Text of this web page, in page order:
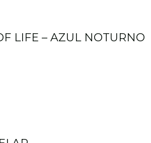
LIFE – AZUL NOTURNO